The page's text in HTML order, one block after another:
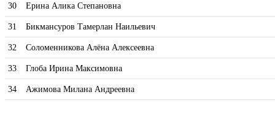
30 Ерина Алика Степановна
31 Бикмансуров Тамерлан Наильевич
32 Соломенникова Алёна Алексеевна
33 Глоба Ирина Максимовна
34 Ажимова Милана Андреевна